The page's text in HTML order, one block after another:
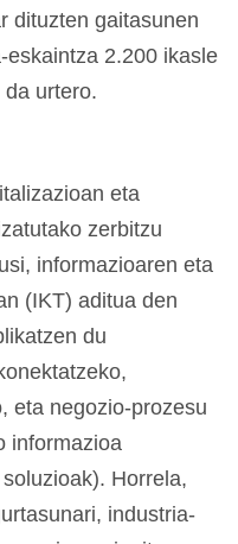
dituzten gaitasunen
eskaintza 2.200 ikasle
urtero.
eta
zerbitzu
informazioaren eta
(IKT) aditua den
du
eta negozio-prozesu
informazioa
Horrela,
industria-